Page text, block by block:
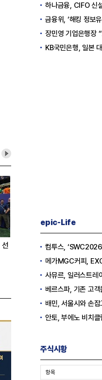
파고에 휩싸인 카카
[Epic
나스닥
하나금융, CIFO 신설해 포용금
금융위, ‘해킹 정보유출’
장민영 기업은행장 “2030년
KB국민은행, 일본 대형은행과
epic-Life
컴투스, ‘SWC2026’ 한국서 시
메가MGC커피, EXO와 함께 '
사뮤르, 일러스트레이터 웨지
베르스파, 기존 고객을
배민, 서울시와 손잡고
안토, 부에노 비치
주식시황
항목